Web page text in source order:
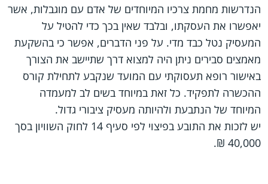
הנדרשות מחמת צרכיו המיוחדים של אדם עם מוגבלות, אשר
יאפשרו את העסקתו, ובלבד שאין בכך כדי להטיל על
המעסיק נטל כבד מדי. על פני הדברים, אפשר כי בהשקעת
מאמצים סבירים ניתן היה למצוא דרך שתיישב את הצורך
באישור רופא תעסוקתי עם המועד שנקבע לתחילת קורס
ההכשרה לתפקיד. כל זאת במיוחד בשים לב למעמדה
המיוחד של הנתבעת ולהיותה מעסיק ציבורי גדול.
יש לזכות את התובע בפיצוי לפי סעיף 14 לחוק השוויון בסך
40,000 ₪.